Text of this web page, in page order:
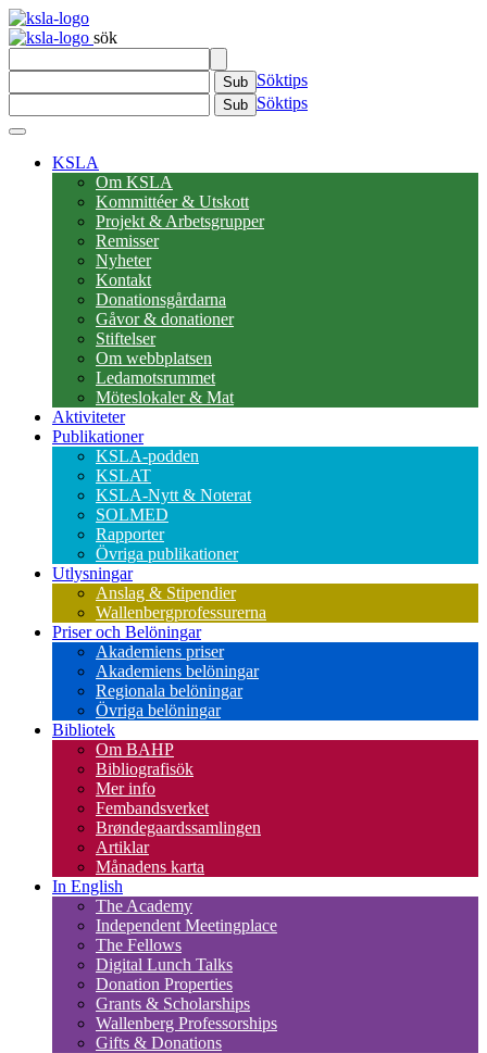
sök
Sub Söktips
Sub Söktips
KSLA
Om KSLA
Kommittéer & Utskott
Projekt & Arbetsgrupper
Remisser
Nyheter
Kontakt
Donationsgårdarna
Gåvor & donationer
Stiftelser
Om webbplatsen
Ledamotsrummet
Möteslokaler & Mat
Aktiviteter
Publikationer
KSLA-podden
KSLAT
KSLA-Nytt & Noterat
SOLMED
Rapporter
Övriga publikationer
Utlysningar
Anslag & Stipendier
Wallenbergprofessurerna
Priser och Belöningar
Akademiens priser
Akademiens belöningar
Regionala belöningar
Övriga belöningar
Bibliotek
Om BAHP
Bibliografisök
Mer info
Fembandsverket
Brøndegaardssamlingen
Artiklar
Månadens karta
In English
The Academy
Independent Meetingplace
The Fellows
Digital Lunch Talks
Donation Properties
Grants & Scholarships
Wallenberg Professorships
Gifts & Donations